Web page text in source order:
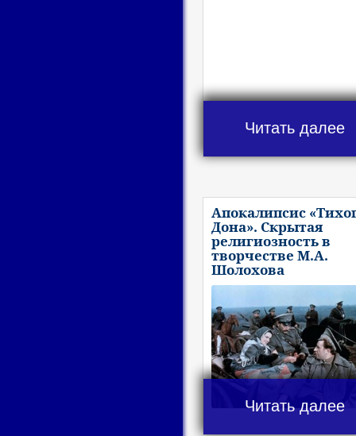
Читать далее
Апокалипсис
Дона». Скрытая
религиозность в
творчестве М.А.
Шолохова
Читать далее